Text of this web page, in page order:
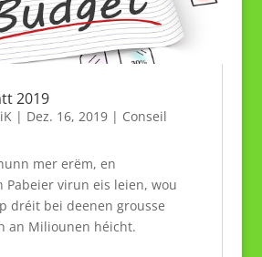
2019
| Dez. 16, 2019| Conseil
mer erëm, en
Pabeier virun eis leien, wou
dréit bei deenen grousse
an Miliounen héicht.